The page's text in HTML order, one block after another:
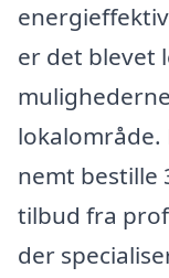
er det blevet
lokalområde.
nemt bestille
tilbud fra
der